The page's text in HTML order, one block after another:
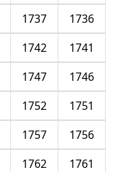
1736
1737
1741
1742
1746
1747
1751
1752
1756
1757
1761
1762